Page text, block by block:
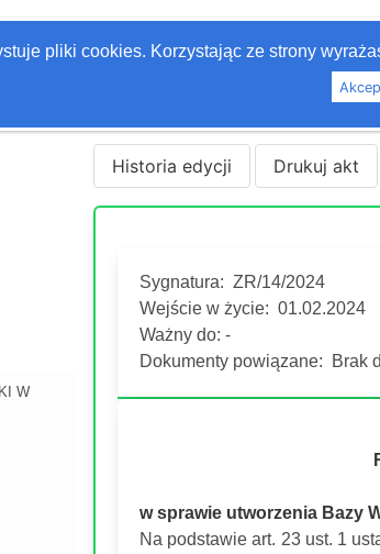
pliki cookies. Korzystając ze strony
W
Historia edycji Drukuj akt
Sygnatura: ZR/14/2024
Wejście w życie: 01.02.2024
Ważny do: -
Dokumenty powiązane:
Brak
w sprawie utworzenia Bazy
Na podstawie art. 23 ust. 1